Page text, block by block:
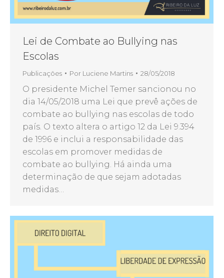
Lei de Combate ao Bullying nas
Escolas
Publicações Por Luciene Martins 28/05/2018
O presidente Michel Temer sancionou no
dia 14/05/2018 uma Lei que prevê ações de
combate ao bullying nas escolas de todo
país. O texto altera o artigo 12 da Lei 9.394
de 1996 e inclui a responsabilidade das
escolas em promover medidas de
combate ao bullying. Há ainda uma
determinação de que sejam adotadas
medidas…